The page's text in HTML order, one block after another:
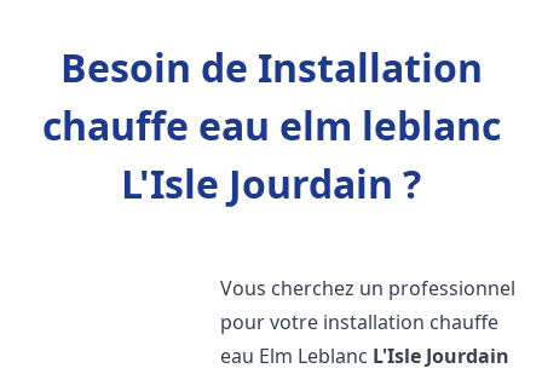
Besoin de Installation
chauffe eau elm leblanc
L'Isle Jourdain ?
Vous cherchez un professionnel
pour votre installation chauffe
eau Elm Leblanc L'Isle Jourdain